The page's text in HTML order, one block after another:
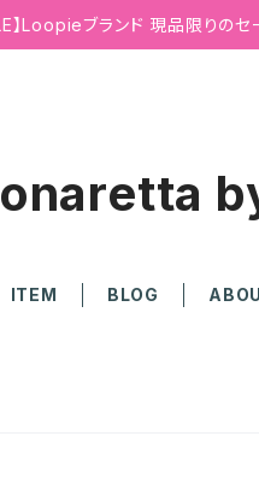
】Loopieブランド 現品限りの
ITEM BLOG